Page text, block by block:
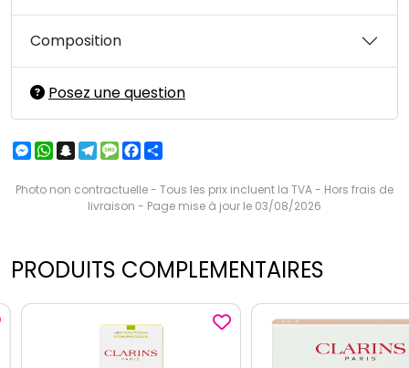
Composition
Posez une question
Messenger
WhatsApp
Snapchat
Telegram
MessageFacebook
Photo non contractuelle - Tous les prix incluent la TVA - Hors frais de
livraison - Page mise à jour le 03/08/2026
PRODUITS COMPLEMENTAIRES